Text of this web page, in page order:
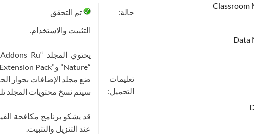
حالة: تم التحقق
تعليمات
التحميل:
التثبيت والاستخدام.
“Nature” و”Extension Pack” لـ “DP Animation Maker”.
ضع مجلد الإضافات بجوار
سيتم نسخ محتويات المجلد
قد يشكو برنامج مكافحة
عند التنزيل والتثبيت.
Classroom
Data